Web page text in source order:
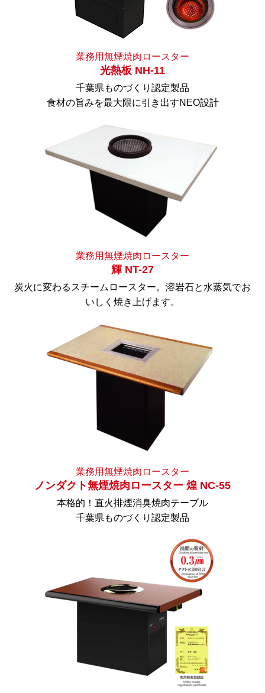
業務用無煙焼肉ロースター
光熱板 NH-11
千葉県ものづくり認定製品
食材の旨みを最大限に引き出すNEO設計
業務用無煙焼肉ロースター
輝 NT-27
炭火に変わるスチームロースター。溶岩石と水蒸気でお
いしく焼き上げます。
業務用無煙焼肉ロースター
ノンダクト無煙焼肉ロースター 煌 NC-55
本格的！直火排煙消臭焼肉テーブル
千葉県ものづくり認定製品